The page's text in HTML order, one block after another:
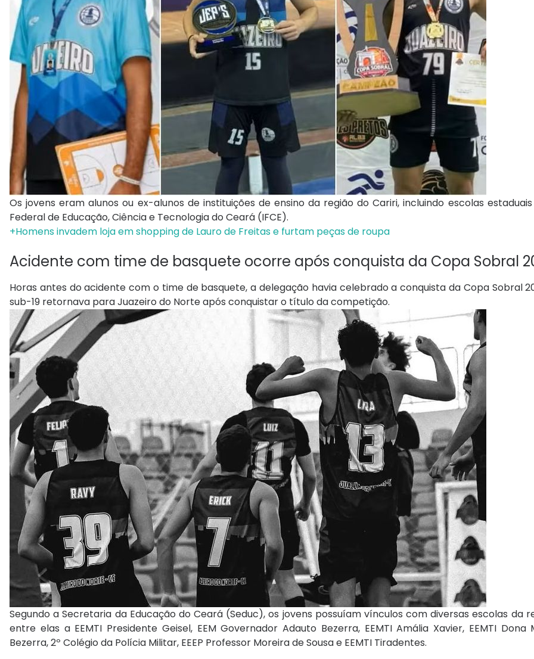
Os jovens eram alunos ou ex-alunos de instituições de ensino da região do Cariri, incluindo escolas
Federal de Educação, Ciência e Tecnologia do Ceará (IFCE).
+Homens invadem loja em shopping de Lauro de Freitas e furtam peças de roupa
Acidente com time de basquete ocorre após conquista da Copa Sobral
Horas antes do acidente com o time de basquete, a delegação havia celebrado a conquista da Copa Sobral
sub-19 retornava para Juazeiro do Norte após conquistar o título da competição.
Segundo a Secretaria da Educação do Ceará (Seduc), os jovens possuíam vínculos com diversas escolas da
entre elas a EEMTI Presidente Geisel, EEM Governador Adauto Bezerra, EEMTI Amália Xavier, EEMTI Dona
Bezerra, 2º Colégio da Polícia Militar, EEEP Professor Moreira de Sousa e EEMTI Tiradentes.